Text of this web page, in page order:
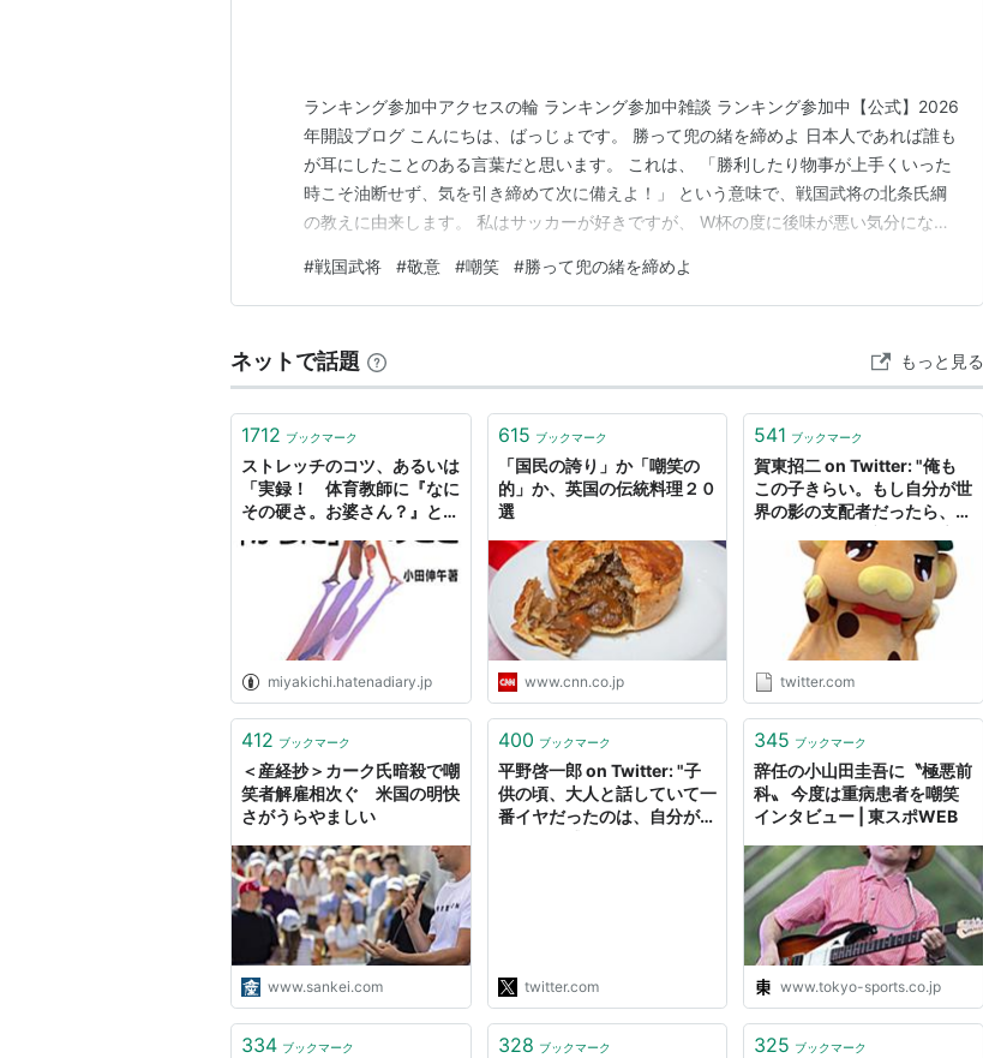
ランキング参加中アクセスの輪 ランキング参加中雑談 ランキング参加中【公式】2026
年開設ブログ こんにちは、ばっじょです。 勝って兜の緒を締めよ 日本人であれば誰も
が耳にしたことのある言葉だと思います。 これは、 「勝利したり物事が上手くいった
時こそ油断せず、気を引き締めて次に備えよ！」 という意味で、戦国武将の北条氏綱
の教えに由来します。 私はサッカーが好きですが、 W杯の度に後味が悪い気分になる
ルゼンチンの選手他が問題になってますよね。 おそらく、 あれを見て、ほとんどの日
本人は嫌な感じだったでしょう。 勝…
#戦国武将 #敬意 #嘲笑 #勝って兜の緒を締めよ
ネットで話題 もっと見る
1712 ブックマーク
ストレッチのコツ、あるいは
「実録！ 体育教師に『なに
その硬さ。お婆さん？』と嘲
で胸をぺったり床につけられ
るようになるまで」 - みやき
miyakichi.hatenadiary.jp
615 ブックマーク
「国民の誇り」か「嘲笑の
的」か、英国の伝統料理２０
選
www.cnn.co.jp
541 ブックマーク
賀東招二 on Twitter: "俺も
この子きらい。もし自分が世
界の影の支配者だったら、す
叩き落として嘲笑してやりた
い。その上であっつあつの超
うまいステーキとか食わせて
やって、悔し涙を流す姿が見
たい。すごく見たい。
https://t.co/SOb5VWQNn
U"
twitter.com
412 ブックマーク
＜産経抄＞カーク氏暗殺で嘲
笑者解雇相次ぐ 米国の明快
さがうらやましい
www.sankei.com
400 ブックマーク
平野啓一郎 on Twitter: "子
供の頃、大人と話していて一
番イヤだったのは、自分がお
か。もう少し年齢が上がる
と、「小難しい」といってま
た嘲笑されるのだが。"
twitter.com
345 ブックマーク
辞任の小山田圭吾に〝極悪前
科〟 今度は重病患者を嘲笑
インタビュー | 東スポWEB
www.tokyo-sports.co.jp
334 ブックマーク 328 ブックマーク 325 ブックマーク